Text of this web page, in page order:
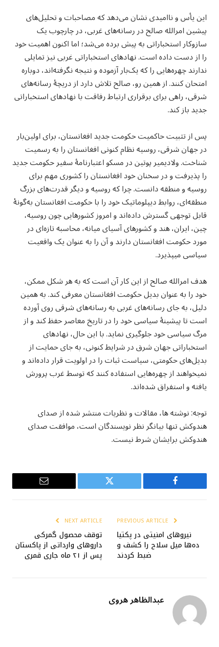
این یأس و ناامیدی نشان می‌دهد که مصاحبات و تحلیل‌های
پیشین امرالله صالح در رسانه‌های غربی، در چارچوب یک
سازوکار استخباراتی به پیش برده می‌شد؛ اما اکنون اهمیت خود
را از دست داده است. نهادهای استخباراتی غربی نیز تمایلی
ندارند چهره‌هایی را که یک‌بار آزموده و نتیجه نگرفته‌اند، دوباره
امتحان کنند. از همین رو، صالح تلاش دارد از دریچهٔ رسانه‌های
شرقی، راهی برای برقراری ارتباط رفاقت با نهادهای استخباراتی
جدید باز کند.
پس از تثبیت حاکمیت حکومت جدید افغانستان، برای اولین‌بار
در جهان شرقی، روسیه نظام کنونی افغانستان را به‌ رسمیت
شناخت. ولادیمیر پوتین در مسکو اعتبارنامهٔ سفیر حکومت جدید
را پذیرفت و در سخنان خود افغانستان را کشوری مهم برای
روسیه و منطقه دانست. چرا که روسیه و دیگر قدرت‌های بزرگ
منطقه‌ای، روابط دیپلوماتیک خود را با حکومت افغانستان به‌گونهٔ
قابل توجهی گسترش داده‌اند و امروز کشورهایی چون روسیه،
چین، ایران، هند و کشورهای آسیای میانه، محاسبه تازه‌ای در
مورد حکومت افغانستان دارند و آن را به‌ عنوان یک واقعیت
سیاسی می‎پذیرد.
هدف امرالله صالح از این کار آن است که به هر شکل ممکن،
خود را به‌ عنوان بدیل حکومت افغانستان معرفی کند. به همین
دلیل، به جای رسانه‌های غربی به رسانه‌های شرقی روی آورده
است تا پیشینهٔ سیاسی خود را در تاریخ معاصر حفظ کند و از
مرگ سیاسی خود جلوگیری نماید. با این حال‎، نهادهای
استخباراتی جهان شرق در شرایط کنونی، به‌ جای حمایت از
بدیل‌های حکومتی، سیاست ثبات را در اولویت قرار داده‌اند و
نمیخواهند از چهره‌هایی استفاده کنند که توسط غرب پرورش
یافته و استفراق شده‌اند.
توجه: نوشته ها، مقالات و نظریات منتشر شده از صدای
هندوکش تنها بیانگر نظر نویسندگان است، موافقت صدای
هندوکش برایشان شرط نیست.
Facebook
Twitter
Email
نیروهای امنیتی در پکتیا
ده‌ها میل سلاح را کشف و
ضبط کردند
NEXT ARTICLE
توقف محصول گمرکی
داروهای وارداتی از پاکستان
پس از ۲۱ ماه جاری قمری
عبدالظاهر هروی